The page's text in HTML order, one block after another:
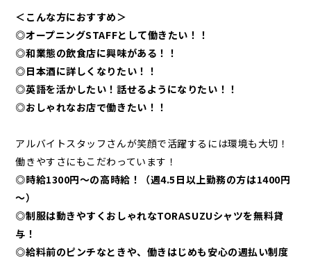
＜こんな方におすすめ＞
◎オープニングSTAFFとして働きたい！！
◎和業態の飲食店に興味がある！！
◎日本酒に詳しくなりたい！！
◎英語を活かしたい！話せるようになりたい！！
◎おしゃれなお店で働きたい！！
アルバイトスタッフさんが笑顔で活躍するには環境も大切！
働きやすさにもこだわっています！
◎時給1300円～の高時給！（週4.5日以上勤務の方は1400円
～）
◎制服は動きやすくおしゃれなTORASUZUシャツを無料貸
与！
◎給料前のピンチなときや、働きはじめも安心の週払い制度